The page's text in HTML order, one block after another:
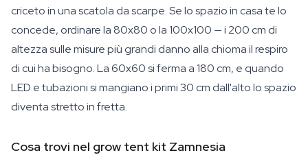
criceto in una scatola da scarpe. Se lo spazio in casa te lo
concede, ordinare la 80x80 o la 100x100 — i 200 cm di
altezza sulle misure più grandi danno alla chioma il respiro
di cui ha bisogno. La 60x60 si ferma a 180 cm, e quando
LED e tubazioni si mangiano i primi 30 cm dall'alto lo spazio
diventa stretto in fretta.
Cosa trovi nel grow tent kit Zamnesia